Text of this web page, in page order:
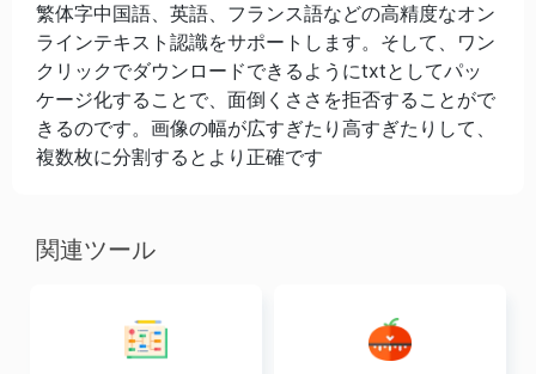
繁体字中国語、英語、フランス語などの高精度なオン
ラインテキスト認識をサポートします。そして、ワン
クリックでダウンロードできるようにtxtとしてパッ
ケージ化することで、面倒くささを拒否することがで
きるのです。画像の幅が広すぎたり高すぎたりして、
複数枚に分割するとより正確です
関連ツール